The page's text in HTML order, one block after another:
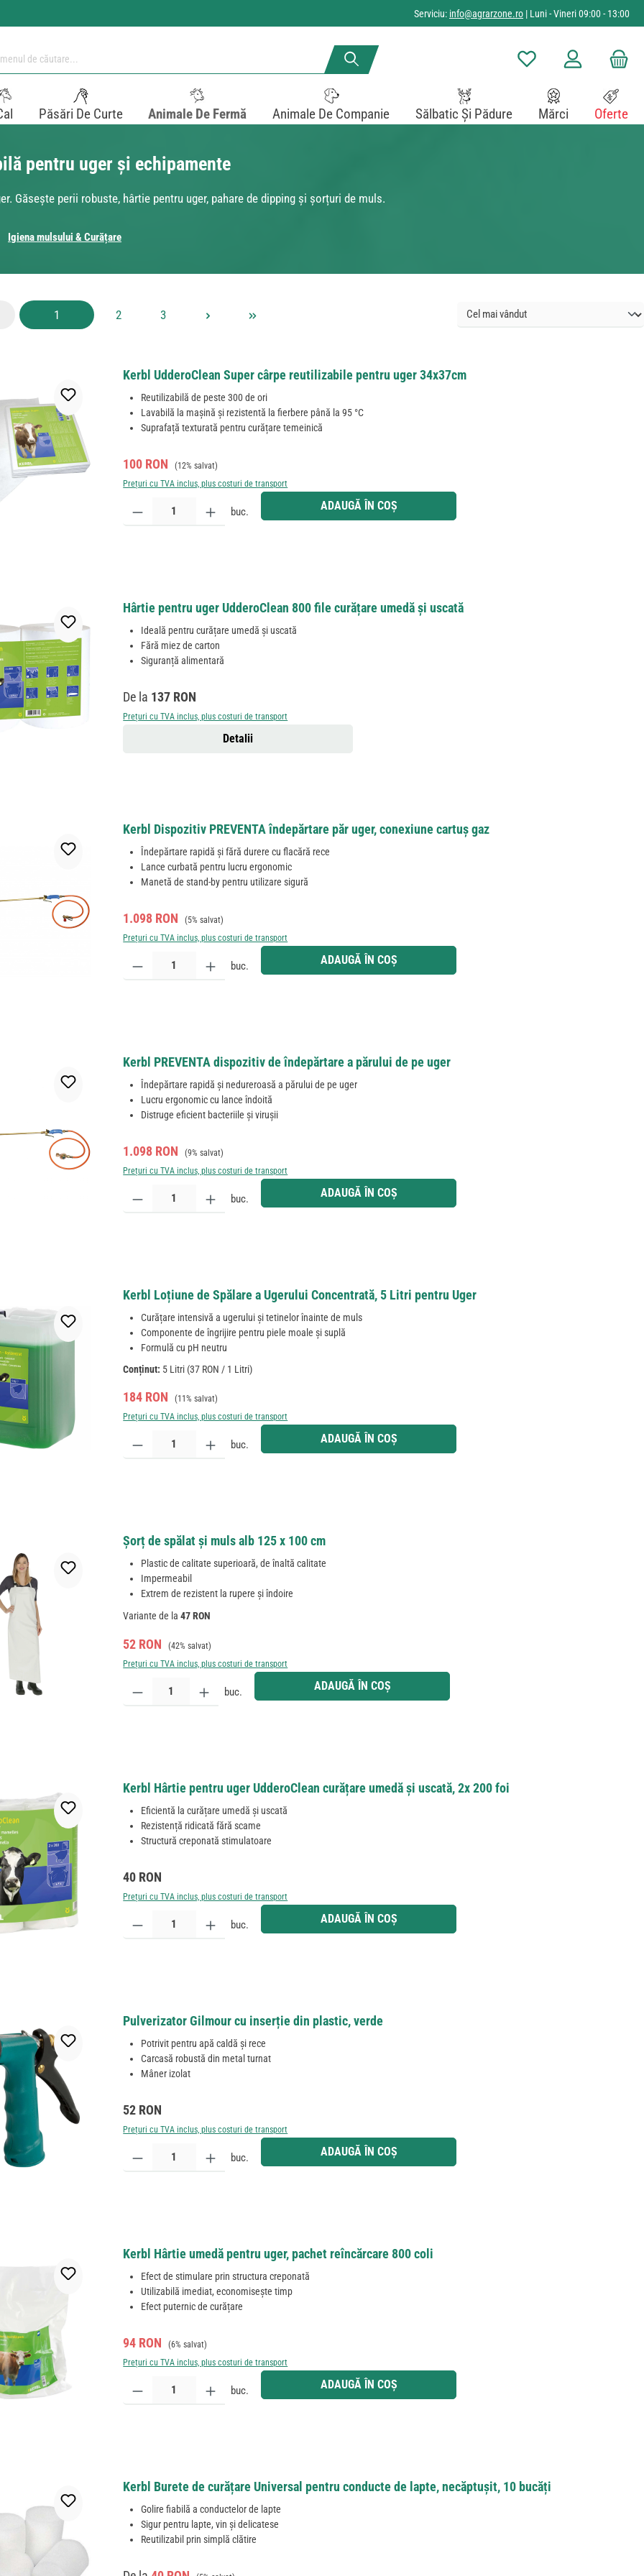
Serviciu: info@agrarzone.ro | Luni - Vineri 09:00 - 13:00
Aveți 0 articole din lista
Păsări De Curte Animale De Fermă Animale De Companie Sălbatic Și Pădure Mărci Oferte
pentru uger și echipamente
Găsește perii robuste, hârtie pentru uger, pahare de dipping și șorțuri de muls.
Igiena mulsului & Curățare
Pagina
1 Pagina
2 Pagina
3
Kerbl UdderoClean Super cârpe reutilizabile pentru uger 34x37cm
Reutilizabilă de peste 300 de ori
Lavabilă la mașină și rezistentă la fierbere până la 95 °C
Suprafață texturată pentru curățare temeinică
Preț de vânzare:
100 RON Preț obișnuit:
(12% salvat)
Prețuri cu TVA inclus, plus costuri de transport
Cantitate produs: Introduceți cantitatea dorită sau utilizați butoanele pentru a mări sau micșora cantitatea.
buc. ADAUGĂ ÎN COȘ
Hârtie pentru uger UdderoClean 800 file curățare umedă și uscată
Ideală pentru curățare umedă și uscată
Fără miez de carton
Siguranță alimentară
Preț obișnuit:
De la 137 RON
Prețuri cu TVA inclus, plus costuri de transport
Detalii
Kerbl Dispozitiv PREVENTA îndepărtare păr uger, conexiune cartuș gaz
Îndepărtare rapidă și fără durere cu flacără rece
Lance curbată pentru lucru ergonomic
Manetă de stand-by pentru utilizare sigură
Preț de vânzare:
1.098 RON Preț obișnuit:
(5% salvat)
Prețuri cu TVA inclus, plus costuri de transport
Cantitate produs: Introduceți cantitatea dorită sau utilizați butoanele pentru a mări sau micșora cantitatea.
buc. ADAUGĂ ÎN COȘ
Kerbl PREVENTA dispozitiv de îndepărtare a părului de pe uger
Îndepărtare rapidă și nedureroasă a părului de pe uger
Lucru ergonomic cu lance îndoită
Distruge eficient bacteriile și virușii
Preț de vânzare:
1.098 RON Preț obișnuit:
(9% salvat)
Prețuri cu TVA inclus, plus costuri de transport
Cantitate produs: Introduceți cantitatea dorită sau utilizați butoanele pentru a mări sau micșora cantitatea.
buc. ADAUGĂ ÎN COȘ
Kerbl Loțiune de Spălare a Ugerului Concentrată, 5 Litri pentru Uger
Curățare intensivă a ugerului și tetinelor înainte de muls
Componente de îngrijire pentru piele moale și suplă
Formulă cu pH neutru
Conținut: 5 Litri (37 RON / 1 Litri)
Preț de vânzare:
184 RON Preț obișnuit:
(11% salvat)
Prețuri cu TVA inclus, plus costuri de transport
Cantitate produs: Introduceți cantitatea dorită sau utilizați butoanele pentru a mări sau micșora cantitatea.
buc. ADAUGĂ ÎN COȘ
Șorț de spălat și muls alb 125 x 100 cm
Plastic de calitate superioară, de înaltă calitate
Impermeabil
Extrem de rezistent la rupere și îndoire
Variante de la 47 RON
Preț de vânzare:
52 RON Preț obișnuit:
(42% salvat)
Prețuri cu TVA inclus, plus costuri de transport
Cantitate produs: Introduceți cantitatea dorită sau utilizați butoanele pentru a mări sau micșora cantitatea.
buc. ADAUGĂ ÎN COȘ
Kerbl Hârtie pentru uger UdderoClean curățare umedă și uscată, 2x 200 foi
Eficientă la curățare umedă și uscată
Rezistență ridicată fără scame
Structură creponată stimulatoare
Preț obișnuit:
40 RON
Prețuri cu TVA inclus, plus costuri de transport
Cantitate produs: Introduceți cantitatea dorită sau utilizați butoanele pentru a mări sau micșora cantitatea.
buc. ADAUGĂ ÎN COȘ
Pulverizator Gilmour cu inserție din plastic, verde
Potrivit pentru apă caldă și rece
Carcasă robustă din metal turnat
Mâner izolat
Preț obișnuit:
52 RON
Prețuri cu TVA inclus, plus costuri de transport
Cantitate produs: Introduceți cantitatea dorită sau utilizați butoanele pentru a mări sau micșora cantitatea.
buc. ADAUGĂ ÎN COȘ
Kerbl Hârtie umedă pentru uger, pachet reîncărcare 800 coli
Efect de stimulare prin structura creponată
Utilizabilă imediat, economisește timp
Efect puternic de curățare
Preț de vânzare:
94 RON Preț obișnuit:
(6% salvat)
Prețuri cu TVA inclus, plus costuri de transport
Cantitate produs: Introduceți cantitatea dorită sau utilizați butoanele pentru a mări sau micșora cantitatea.
buc. ADAUGĂ ÎN COȘ
Kerbl Burete de curățare Universal pentru conducte de lapte, necăptușit, 10 bucăți
Golire fiabilă a conductelor de lapte
Sigur pentru lapte, vin și delicatese
Reutilizabil prin simplă clătire
Preț obișnuit: